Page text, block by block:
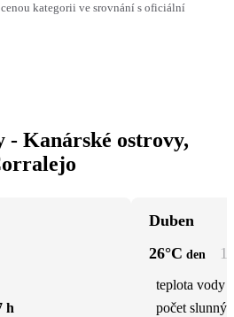
kategorii ve srovnání s oficiální
- Kanárské ostrovy,
h
Duben
26°C den
teplota vody
počet